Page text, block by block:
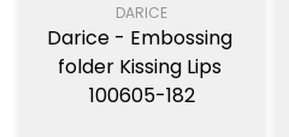
DARICE
Darice - Embossing
folder Kissing Lips
100605-182